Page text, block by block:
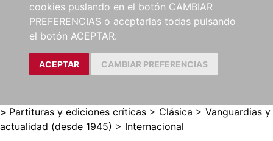
cookies puslando en el botón CAMBIAR
PREFERENCIAS o aceptarlas todas pulsando
el botón ACEPTAR.
ACEPTAR CAMBIAR PREFERENCIAS
> Partituras y ediciones críticas > Clásica > Vanguardias y
actualidad (desde 1945) > Internacional